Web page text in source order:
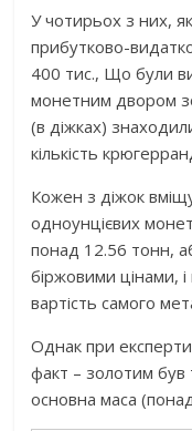
У чотирьох з них,
прибутково-
400 тис., Що були
монетним двором
(в діжках)
кількість
Кожен з діжок
одноунцієвих
понад 12.56 тонн,
біржовими цінами,
вартість самого
Однак при
факт – золотим був
основна маса